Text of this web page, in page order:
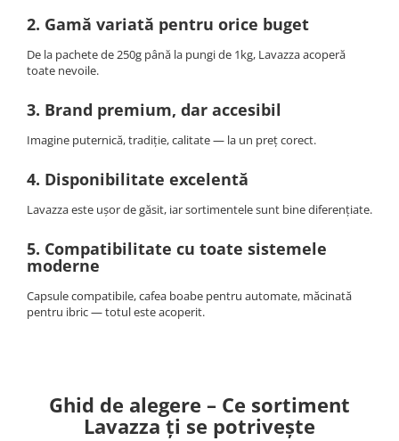
2. Gamă variată pentru orice buget
De la pachete de 250g până la pungi de 1kg, Lavazza acoperă
toate nevoile.
3. Brand premium, dar accesibil
Imagine puternică, tradiție, calitate — la un preț corect.
4. Disponibilitate excelentă
Lavazza este ușor de găsit, iar sortimentele sunt bine diferențiate.
5. Compatibilitate cu toate sistemele
moderne
Capsule compatibile, cafea boabe pentru automate, măcinată
pentru ibric — totul este acoperit.
Ghid de alegere – Ce sortiment
Lavazza ți se potrivește